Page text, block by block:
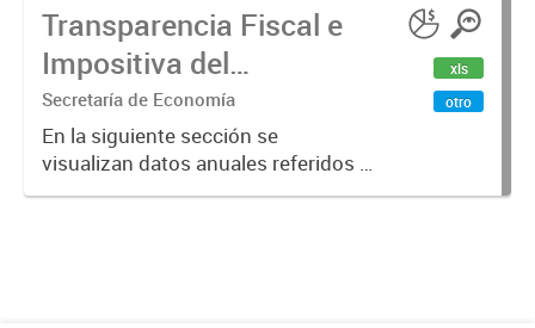
Transparencia Fiscal e
Impositiva del
Municipio. Año 2023
Secretaría de Economía
En la siguiente sección se
visualizan datos anuales referidos a
la transparencia fiscal e impositiva
xls
otro